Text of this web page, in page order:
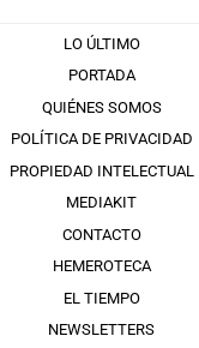
LO ÚLTIMO
PORTADA
QUIÉNES SOMOS
POLÍTICA DE PRIVACIDAD
PROPIEDAD INTELECTUAL
MEDIAKIT
CONTACTO
HEMEROTECA
EL TIEMPO
NEWSLETTERS